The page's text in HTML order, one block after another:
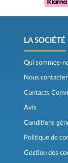
LA SOCIÉTÉ
Qui sommes-
Nous contacter
Contacts
Avis
Conditions
Politique de
Gestion des